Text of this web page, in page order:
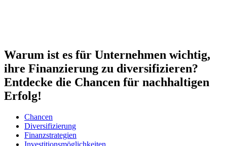
Warum ist es für Unternehmen wichtig,
ihre Finanzierung zu diversifizieren?
Entdecke die Chancen für nachhaltigen
Erfolg!
Chancen
Diversifizierung
Finanzstrategien